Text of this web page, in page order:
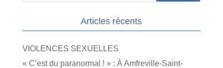
Articles récents
VIOLENCES SEXUELLES
« C’est du paranormal ! » : À Amfreville-Saint-